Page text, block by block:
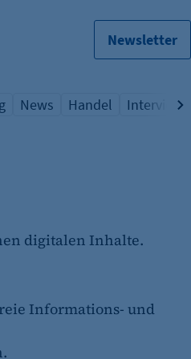
Newsletter
Übersicht Schlagwort
News
Übersicht
Handel
Übersicht
Interview
digitalen Inhalte.
Informations- und